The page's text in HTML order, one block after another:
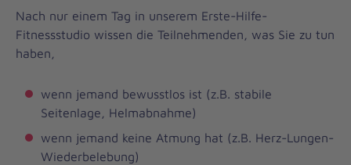
Nach nur einem Tag in unserem Erste-Hilfe-
Fitnessstudio wissen die Teilnehmenden, was Sie zu tun
haben,
wenn jemand bewusstlos ist (z.B. stabile
Seitenlage, Helmabnahme)
wenn jemand keine Atmung hat (z.B. Herz-Lungen-
Wiederbelebung)